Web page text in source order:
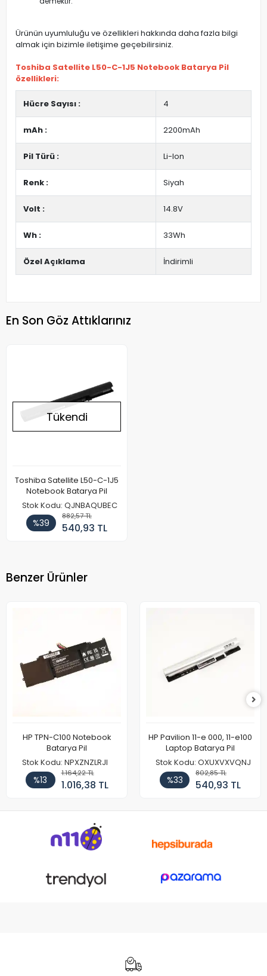
Ürünün uyumluluğu ve özellikleri hakkında daha fazla bilgi
almak için bizimle iletişime geçebilirsiniz.
Toshiba Satellite L50-C-1J5 Notebook Batarya Pil
özellikleri:
Hücre Sayısı : 4
mAh : 2200mAh
Pil Türü : Li-Ion
Renk : Siyah
Volt : 14.8V
Wh : 33Wh
Özel Açıklama İndirimli
En Son Göz Attıklarınız
Tükendi
Toshiba Satellite L50-C-1J5
Notebook Batarya Pil
Stok Kodu: QJNBAQUBEC
%39
882,57 TL
540,93 TL
Benzer Ürünler
HP TPN-C100 Notebook
Batarya Pil
Stok Kodu: NPXZNZLRJI
%13
1.164,22 TL
1.016,38 TL
HP Pavilion 11-e 000, 11-e100
Laptop Batarya Pil
Stok Kodu: OXUXVXVQNJ
%33
802,85 TL
540,93 TL